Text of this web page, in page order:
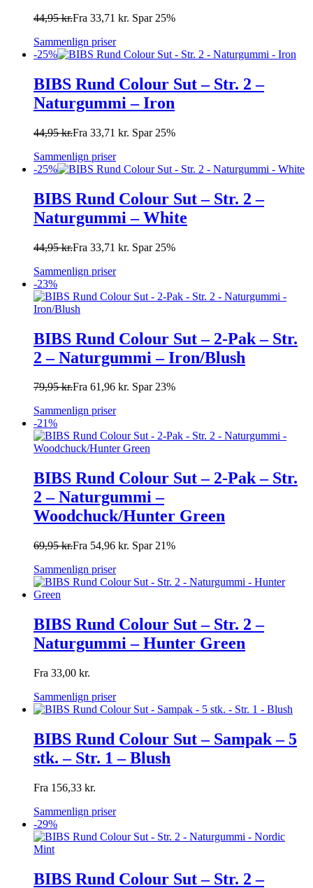
44,95kr.Fra 33,71 kr. Spar 25%
Sammenlign priser
-25%
BIBS Rund Colour Sut – Str. 2 –
Naturgummi – Iron
44,95kr.Fra 33,71 kr. Spar 25%
Sammenlign priser
-25%
BIBS Rund Colour Sut – Str. 2 –
Naturgummi – White
44,95kr.Fra 33,71 kr. Spar 25%
Sammenlign priser
-23%
BIBS Rund Colour Sut – 2-Pak – Str.
2 – Naturgummi – Iron/Blush
79,95kr.Fra 61,96 kr. Spar 23%
Sammenlign priser
-21%
BIBS Rund Colour Sut – 2-Pak – Str.
2 – Naturgummi –
Woodchuck/Hunter Green
69,95kr.Fra 54,96 kr. Spar 21%
Sammenlign priser
BIBS Rund Colour Sut – Str. 2 –
Naturgummi – Hunter Green
Fra 33,00 kr.
Sammenlign priser
BIBS Rund Colour Sut – Sampak – 5
stk. – Str. 1 – Blush
Fra 156,33 kr.
Sammenlign priser
-29%
BIBS Rund Colour Sut – Str. 2 –